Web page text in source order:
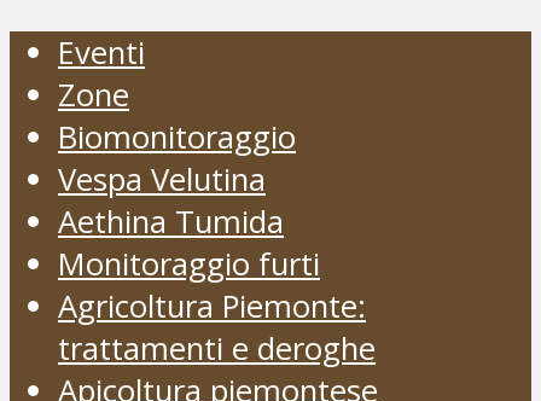
Eventi
Zone
Biomonitoraggio
Vespa Velutina
Aethina Tumida
Monitoraggio furti
Agricoltura Piemonte:
trattamenti e deroghe
Apicoltura piemontese